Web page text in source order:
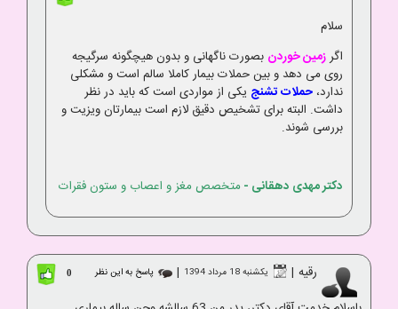
سلام
اگرزمین خوردن بصورت ناگهانی و بدون هیچگونه سرگیجه
روی می دهد و بین حملات بیمار کاملا سالم است و مشکلی
ندارد، حملات تشنج یکی از مواردی است که باید در نظر
داشت. البته برای تشخیص دقیق لازم است بیمارتان ویزیت و
بررسی شوند.
دکتر مهدی دهقانی -متخصص مغز و اعصاب و ستون فقرات
رقیه | یکشنبه 18 مرداد 1394 | پاسخ به این نظر 0